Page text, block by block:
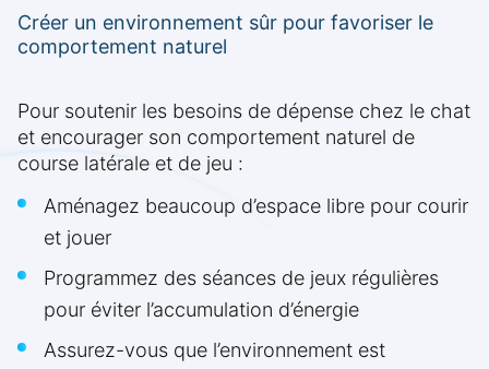
Créer un environnement sûr pour favoriser le
comportement naturel
Pour soutenir les besoins de dépense chez le chat
et encourager son comportement naturel de
course latérale et de jeu :
Aménagez beaucoup d’espace libre pour courir
et jouer
Programmez des séances de jeux régulières
pour éviter l’accumulation d’énergie
Assurez-vous que l’environnement est